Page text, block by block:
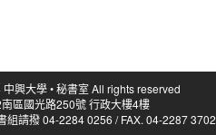
興大學 • 秘書室 All rights reserved
區國光路250號 行政大樓4樓
組請撥 04-2284 0256 / FAX. 04-2287 3702